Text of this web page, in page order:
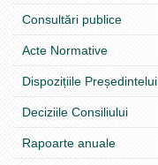
Consultări publice
Acte Normative
Dispozițiile Președintelui
Deciziile Consiliului
Rapoarte anuale